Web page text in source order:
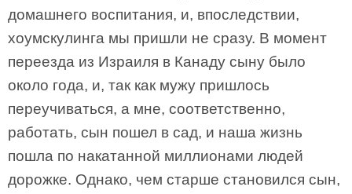
домашнего воспитания, и, впоследствии,
хоумскулинга мы пришли не сразу. В момент
переезда из Израиля в Канаду сыну было
около года, и, так как мужу пришлось
переучиваться, а мне, соответственно,
работать, сын пошел в сад, и наша жизнь
пошла по накатанной миллионами людей
дорожке. Однако, чем старше становился сын,